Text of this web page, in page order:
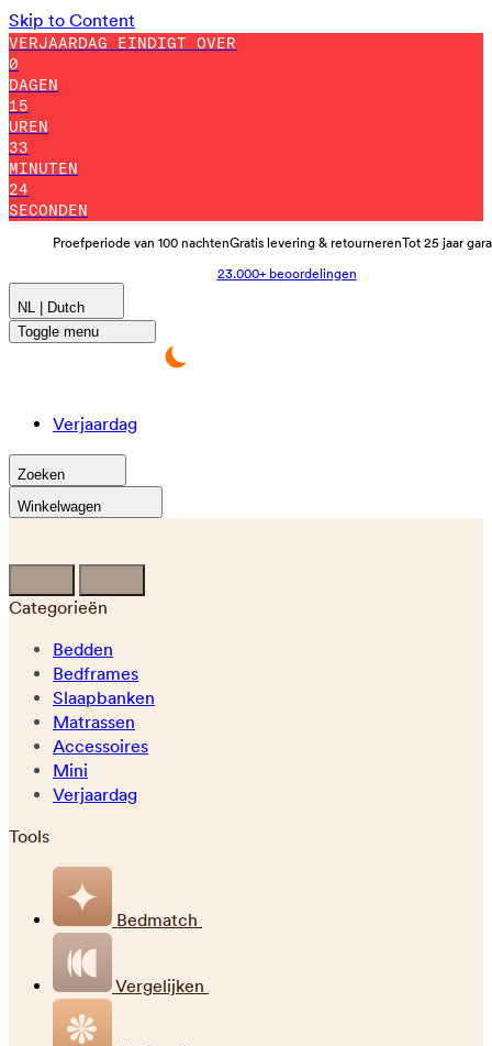
Skip to Content
VERJAARDAG EINDIGT OVER
0
DAGEN
15
UREN
33
MINUTEN
19
SECONDEN
Proefperiode van 100 nachtenGratis levering & retournerenTot 25 jaar
23.000+ beoordelingen
NL | Dutch
Toggle menu
Verjaardag
Zoeken
Winkelwagen
Categorieën
Bedden
Bedframes
Slaapbanken
Matrassen
Accessoires
Mini
Verjaardag
Tools
Bedmatch
Vergelijken